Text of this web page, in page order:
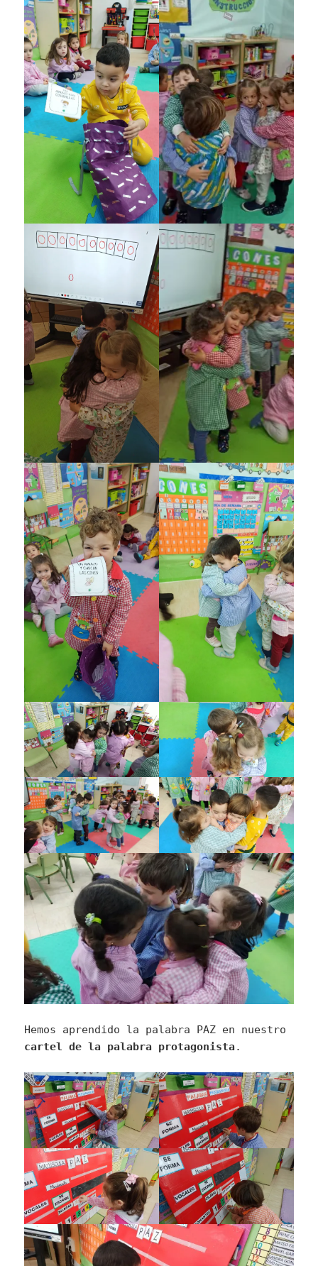
Hemos aprendido la palabra PAZ en nuestro
cartel de la palabra protagonista .